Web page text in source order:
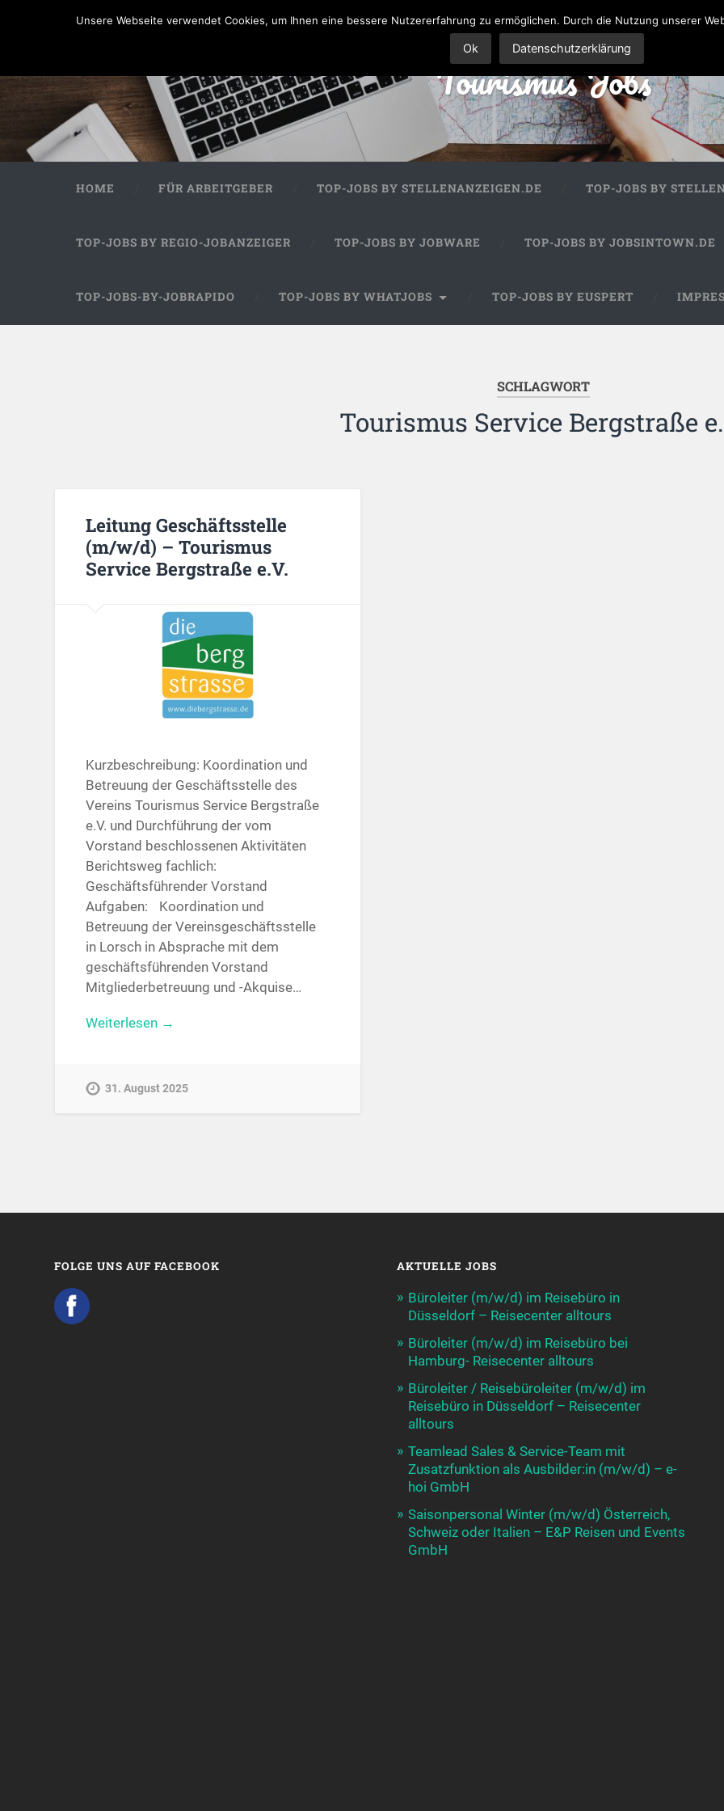
Tourismus Jobs
HOME FÜR ARBEITGEBER TOP-JOBS BY STELLENANZEIGEN.DE TOP-JOBS BY
TOP-JOBS BY REGIO-JOBANZEIGER TOP-JOBS BY JOBWARE TOP-JOBS BY JOBSINTOWN.DE
TOP-JOBS-BY-JOBRAPIDO TOP-JOBS BY WHATJOBS TOP-JOBS BY EUSPERT
SCHLAGWORT
Tourismus Service Bergstraße
Leitung Geschäftsstelle
(m/w/d) – Tourismus
Service Bergstraße e.V.
Kurzbeschreibung: Koordination und
Betreuung der Geschäftsstelle des
Vereins Tourismus Service Bergstraße
e.V. und Durchführung der vom
Vorstand beschlossenen Aktivitäten
Berichtsweg fachlich:
Geschäftsführender Vorstand
Aufgaben: Koordination und
Betreuung der Vereinsgeschäftsstelle
in Lorsch in Absprache mit dem
geschäftsführenden Vorstand
Mitgliederbetreuung und -Akquise…
Weiterlesen →
31. August 2025
FOLGE UNS AUF FACEBOOK AKTUELLE JOBS
Büroleiter (m/w/d) im Reisebüro in
Düsseldorf – Reisecenter alltours
Büroleiter (m/w/d) im Reisebüro bei
Hamburg- Reisecenter alltours
Büroleiter / Reisebüroleiter (m/w/d) im
Reisebüro in Düsseldorf – Reisecenter
alltours
Teamlead Sales & Service-Team mit
Zusatzfunktion als Ausbilder:in (m/w/d) – e-
hoi GmbH
Saisonpersonal Winter (m/w/d) Österreich,
Schweiz oder Italien – E&P Reisen und Events
GmbH
Unsere Webseite verwendet Cookies, um Ihnen eine bessere Nutzererfahrung zu ermöglichen. Durch die Nutzung unserer
Ok Datenschutzerklärung